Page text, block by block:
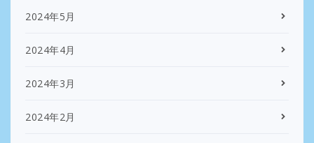
2024年5月
2024年4月
2024年3月
2024年2月